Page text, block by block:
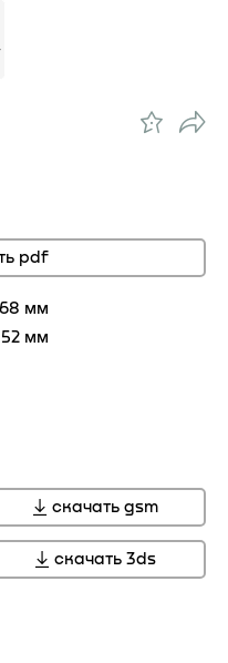
pdf
мм
52 мм
скачать gsm
скачать 3ds